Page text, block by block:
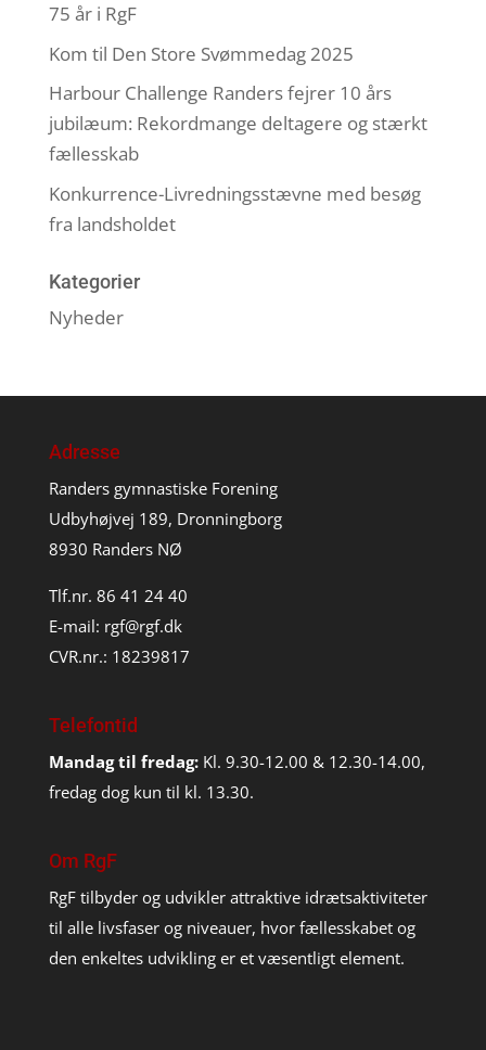
75 år i RgF
Kom til Den Store Svømmedag 2025
Harbour Challenge Randers fejrer 10 års
jubilæum: Rekordmange deltagere og stærkt
fællesskab
Konkurrence-Livredningsstævne med besøg
fra landsholdet
Kategorier
Nyheder
Adresse
Randers gymnastiske Forening
Udbyhøjvej 189, Dronningborg
8930 Randers NØ
Tlf.nr. 86 41 24 40
E-mail: rgf@rgf.dk
CVR.nr.: 18239817
Telefontid
Mandag til fredag: Kl. 9.30-12.00 & 12.30-14.00,
fredag dog kun til kl. 13.30.
Om RgF
RgF tilbyder og udvikler attraktive idrætsaktiviteter
til alle livsfaser og niveauer, hvor fællesskabet og
den enkeltes udvikling er et væsentligt element.